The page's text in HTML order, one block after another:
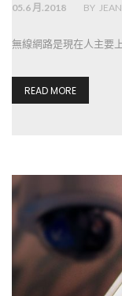
05.6 月.2018 BY JEAN
無線網路是現在人主要
READ MORE